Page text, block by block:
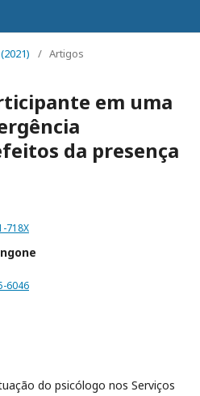
/ Artigos
em uma
da presença
718X
6046
do psicólogo nos Serviços